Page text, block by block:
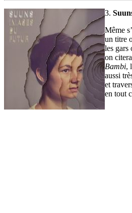
3.
Même
un titre
les gars
on
Bambi,
aussi
et
en tout